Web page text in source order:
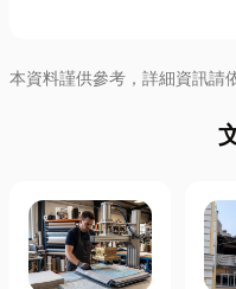
本資料謹供參考，詳細資訊請